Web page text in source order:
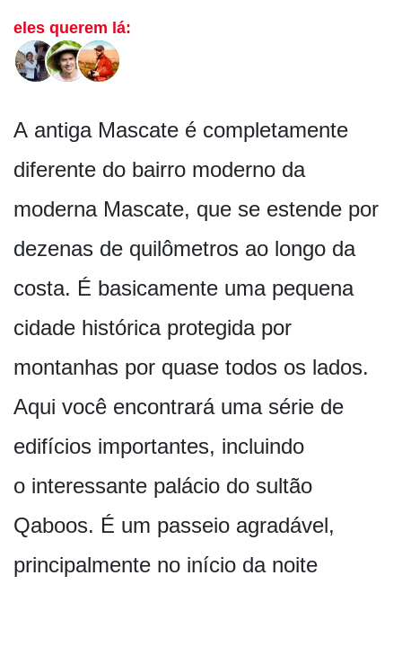
eles querem lá:
A antiga Mascate é completamente
diferente do bairro moderno da
moderna Mascate, que se estende por
dezenas de quilômetros ao longo da
costa. É basicamente uma pequena
cidade histórica protegida por
montanhas por quase todos os lados.
Aqui você encontrará uma série de
edifícios importantes, incluindo
o interessante palácio do sultão
Qaboos. É um passeio agradável,
principalmente no início da noite